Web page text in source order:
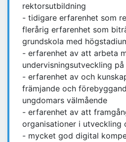
rektorsutbildning
- tidigare erfarenhet som
flerårig erfarenhet som
grundskola med
- erfarenhet av att arbeta
undervisningsutveckling
- erfarenhet av och
främjande och
ungdomars välmående
- erfarenhet av att
organisationer i utveckling
- mycket god digital